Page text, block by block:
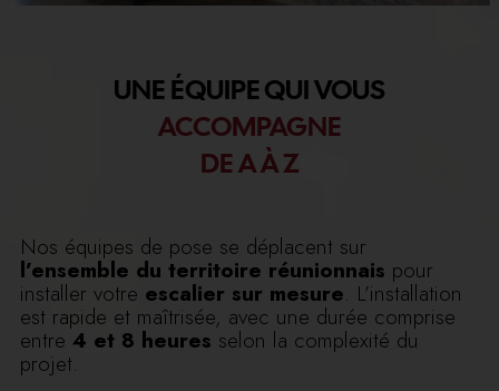
UNE ÉQUIPE QUI VOUS
ACCOMPAGNE
DE A À Z
Nos équipes de pose se déplacent sur
l’ensemble du territoire réunionnais pour
installer votre escalier sur mesure. L’installation
est rapide et maîtrisée, avec une durée comprise
entre 4 et 8 heures selon la complexité du
projet.